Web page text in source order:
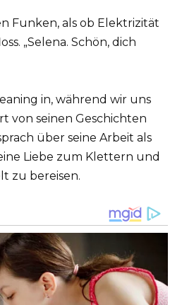
Funken, als ob Elektrizität
„Selena. Schön, dich
in, während wir uns
von seinen Geschichten
über seine Arbeit als
Liebe zum Klettern und
zu bereisen.